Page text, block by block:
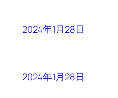
2024年1月28日
2024年1月28日